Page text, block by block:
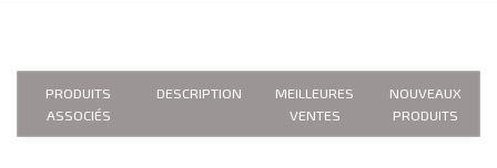
PRODUITS
ASSOCIÉS
DESCRIPTION
MEILLEURES
VENTES
NOUVEAUX
PRODUITS